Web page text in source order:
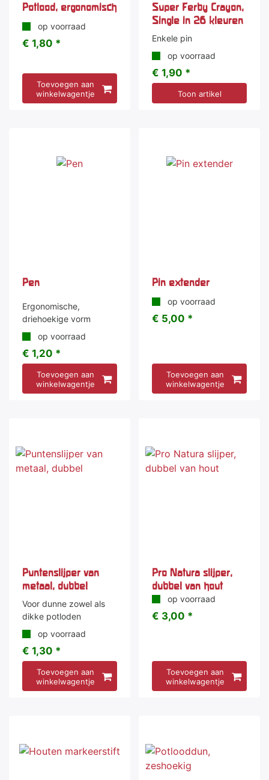
Potlood, ergonomisch
op voorraad
€ 1,80 *
Toevoegen aan
winkelwagentje
Super Ferby Crayon,
Single in 26 kleuren
Enkele pin
op voorraad
€ 1,90 *
Toon artikel
Pen
Ergonomische,
driehoekige vorm
op voorraad
€ 1,20 *
Toevoegen aan
winkelwagentje
Pin extender
op voorraad
€ 5,00 *
Toevoegen aan
winkelwagentje
Puntenslijper van
metaal, dubbel
Voor dunne zowel als
dikke potloden
op voorraad
€ 1,30 *
Toevoegen aan
winkelwagentje
Pro Natura slijper,
dubbel van hout
op voorraad
€ 3,00 *
Toevoegen aan
winkelwagentje